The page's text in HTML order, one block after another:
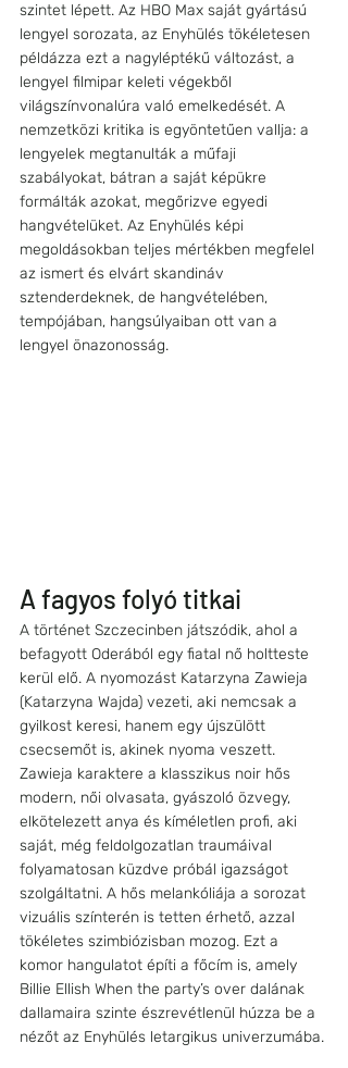
szintet lépett. Az HBO Max saját gyártású
lengyel sorozata, az Enyhülés tökéletesen
példázza ezt a nagyléptékű változást, a
lengyel filmipar keleti végekből
világszínvonalúra való emelkedését. A
nemzetközi kritika is egyöntetűen vallja: a
lengyelek megtanulták a műfaji
szabályokat, bátran a saját képükre
formálták azokat, megőrizve egyedi
hangvételüket. Az Enyhülés képi
megoldásokban teljes mértékben megfelel
az ismert és elvárt skandináv
sztenderdeknek, de hangvételében,
tempójában, hangsúlyaiban ott van a
lengyel önazonosság.
A fagyos folyó titkai
A történet Szczecinben játszódik, ahol a
befagyott Oderából egy fiatal nő holtteste
kerül elő. A nyomozást Katarzyna Zawieja
(Katarzyna Wajda) vezeti, aki nemcsak a
gyilkost keresi, hanem egy újszülött
csecsemőt is, akinek nyoma veszett.
Zawieja karaktere a klasszikus noir hős
modern, női olvasata, gyászoló özvegy,
elkötelezett anya és kíméletlen profi, aki
saját, még feldolgozatlan traumáival
folyamatosan küzdve próbál igazságot
szolgáltatni. A hős melankóliája a sorozat
vizuális színterén is tetten érhető, azzal
tökéletes szimbiózisban mozog. Ezt a
komor hangulatot építi a főcím is, amely
Billie Ellish When the party’s over dalának
dallamaira szinte észrevétlenül húzza be a
nézőt az Enyhülés letargikus univerzumába.